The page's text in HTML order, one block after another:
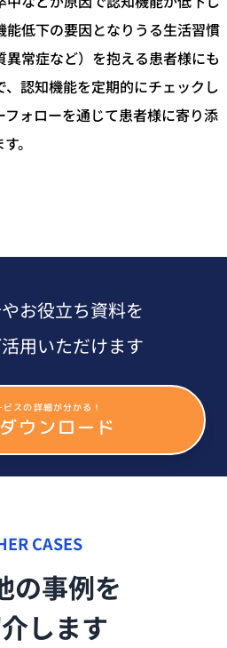
低下の要因となりうる生活習慣
常症など）を抱える患者様にも
認知機能を定期的にチェックし
ォローを通じて患者様に寄り添
。
お役立ち資料を
用いただけます
ビスの詳細が分かる！
ウンロード
CASES
の事例を
します